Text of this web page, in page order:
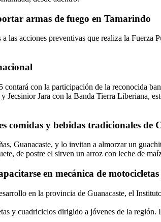
armas de fuego en Tamarindo
acciones preventivas que realiza la Fuerza
con la participación de la reconocida
Jecsinior Jara con la Banda Tierra Liberiana,
comidas y bebidas tradicionales de
Guanacaste, y lo invitan a almorzar un
de postre el sirven un arroz con leche de
en mecánica de
en la provincia de Guanacaste, el
y cuadriciclos dirigido a jóvenes de la